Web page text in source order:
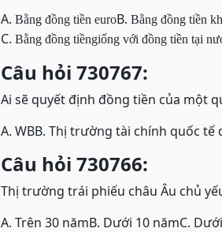
A. Bằng đồng tiền euroB. Bằng đồng tiền kh
C. Bằng đồng tiềngiống với đồng tiền tại nư
Câu hỏi 730767:
Ai sẽ quyết định đồng tiền của một
A. WBB. Thị trường tài chính quốc tế
Câu hỏi 730766:
Thị trường trái phiếu châu Âu chủ
A. Trên 30 nămB. Dưới 10 nămC.